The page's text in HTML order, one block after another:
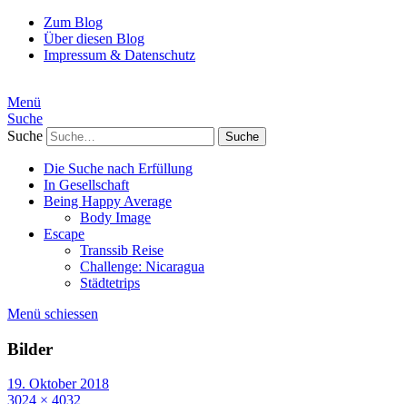
Zum Blog
Über diesen Blog
Impressum & Datenschutz
Menü
Suche
Suche
Die Suche nach Erfüllung
In Gesellschaft
Being Happy Average
Body Image
Escape
Transsib Reise
Challenge: Nicaragua
Städtetrips
Menü schiessen
Bilder
19. Oktober 2018
3024 × 4032